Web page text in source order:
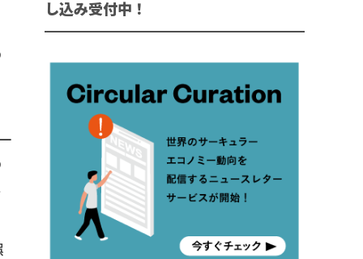
し込み受付中！